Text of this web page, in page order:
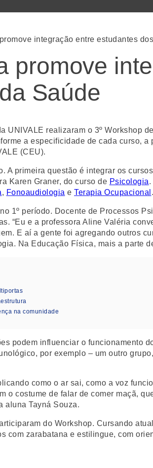
integração entre estudantes
promove
Saúde
UNIVALE realizaram o 3º Workshop
a especificidade de cada curso,
(CEU).
A primeira questão é integrar os
Karen Graner, do curso de Psicologia
, Fonoaudiologia e Terapia Ocupacional .
1º período. Docente de Processos
“Eu e a professora Aline Valéria
E aí a gente foi agregando outros
Na Educação Física, mais a parte
na comunidade
podem influenciar o funcionamento
por exemplo – um outro
como o ar sai, como a voz
o costume de falar de comer maçã,
aluna Tayná Souza.
do Workshop. Cursando
com zarabatana e estilingue, com